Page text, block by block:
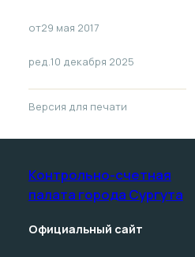
от29 мая 2017
ред. 10 декабря 2025
Версия для печати
Контрольно-счетная
палата­ города Сургута
Официальный сайт